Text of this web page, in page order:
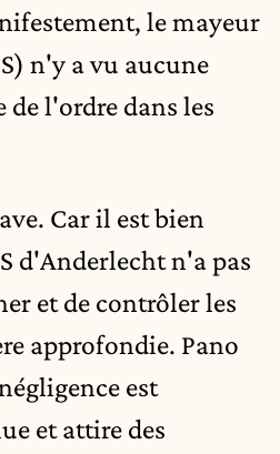
le mayeur
n'y a vu aucune
de l'ordre dans les
Car il est bien
d'Anderlecht n'a pas
et de contrôler les
approfondie. Pano
est
et attire des